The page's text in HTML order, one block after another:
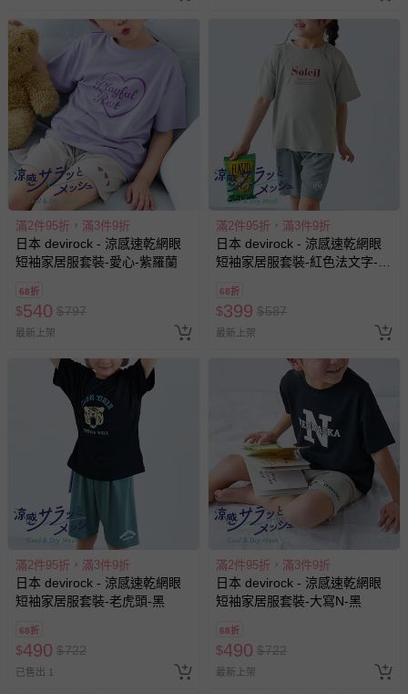
滿2件95折，滿3件9折
日本 devirock - 涼感速乾網眼
短袖家居服套裝-愛心-紫羅蘭
68折
$540 $797
最新上架
滿2件95折，滿3件9折
日本 devirock - 涼感速乾網眼
短袖家居服套裝-紅色法文字-淺
68折
$399 $587
最新上架
滿2件95折，滿3件9折
日本 devirock - 涼感速乾網眼
短袖家居服套裝-老虎頭-黑
68折
$490 $722
已售出 1
滿2件95折，滿3件9折
日本 devirock - 涼感速乾網眼
短袖家居服套裝-大寫N-黑
68折
$490 $722
最新上架